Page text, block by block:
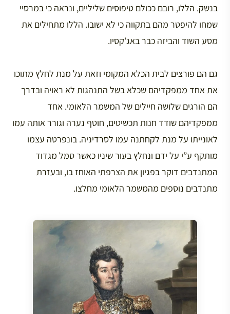
בנשק. הללו, רובם ככולם טיפוסים שליליים, ונראה כי במרסיי
שמחו להיפטר מהם בתקווה כי לא ישובו. הללו מתחילים את
מסע השוד והביזה כבר באג’קסיו.
גם הם פורצים לבית הכלא המקומי וזאת על מנת לחלץ מתוכו
את אחד ממפקדיהם שכלא בשל התנהגות לא ראויה ובדרך
הם הורגים שלושה חיילים של המשמר הלאומי. אחד
ממפקדיהם שודד חנות תכשיטים, חוטף נערה וגורר אותה עמו
לאונייתו על מנת לקחתנה עמו לסרדיניה. בונפרטה עצמו
מותקף ע”י על ידם ונחלץ בעור שיניו כאשר סמל מגדוד
המתנדבים דוקר בפגיון את הצרפתי האוחז בו, ובעזרת
מתנדבים נוספים מהמשמר הלאומי מחלצו.